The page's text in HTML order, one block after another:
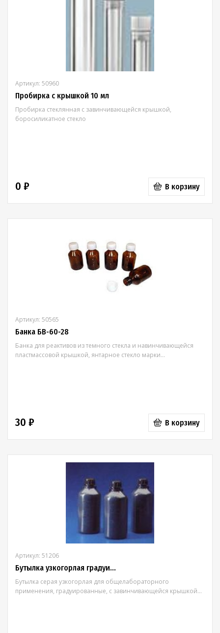
Артикул: 50960
Пробирка с крышкой 10 мл
Пробирка стеклянная с завинчивающейся крышкой,
боросиликатное стекло
0 ₽ В корзину
Артикул: 50565
Банка БВ-60-28
Банка для реактивов из темного стекла и навинчивающейся
пластмассовой крышкой, янтарное стекло марки...
30 ₽ В корзину
Артикул: 51206
Бутылка узкогорлая градуи...
Бутылка серая узкогорлая для общелабораторного
применения, градуированные, с завинчивающейся крышкой...